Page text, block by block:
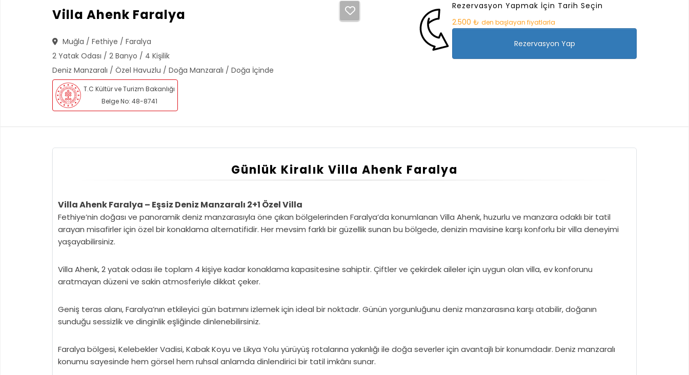
Villa Ahenk Faralya
Muğla / Fethiye / Faralya
2 Yatak Odası / 2 Banyo / 4 Kişilik
Deniz Manzaralı / Özel Havuzlu / Doğa Manzaralı / Doğa İçinde
T.C Kültür ve Turizm Bakanlığı
Belge No: 48-8741
Rezervasyon Yapmak İçin Tarih Seçin
2.500 ₺ den başlayan fiyatlarla
Rezervasyon Yap
Günlük Kiralık Villa Ahenk Faralya
Villa Ahenk Faralya – Eşsiz Deniz Manzaralı 2+1 Özel Villa
Fethiye’nin doğası ve panoramik deniz manzarasıyla öne çıkan bölgelerinden Faralya’da konumlanan Villa Ahenk, huzurlu ve manzara odaklı bir tatil
arayan misafirler için özel bir konaklama alternatifidir. Her mevsim farklı bir güzellik sunan bu bölgede, denizin mavisine karşı konforlu bir villa deneyimi
yaşayabilirsiniz.
Villa Ahenk, 2 yatak odası ile toplam 4 kişiye kadar konaklama kapasitesine sahiptir. Çiftler ve çekirdek aileler için uygun olan villa, ev konforunu
aratmayan düzeni ve sakin atmosferiyle dikkat çeker.
Geniş teras alanı, Faralya’nın etkileyici gün batımını izlemek için ideal bir noktadır. Günün yorgunluğunu deniz manzarasına karşı atabilir, doğanın
sunduğu sessizlik ve dinginlik eşliğinde dinlenebilirsiniz.
Faralya bölgesi, Kelebekler Vadisi, Kabak Koyu ve Likya Yolu yürüyüş rotalarına yakınlığı ile doğa severler için avantajlı bir konumdadır. Deniz manzaralı
konumu sayesinde hem görsel hem ruhsal anlamda dinlendirici bir tatil imkânı sunar.